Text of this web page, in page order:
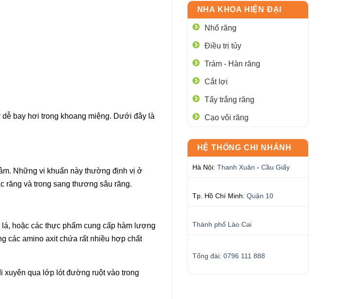
bay hơi trong khoang miệng. Dưới đây là
Những vi khuẩn này thường định vị ở
răng và trong sang thương sâu răng.
hoặc các thực phẩm cung cấp hàm lượng
các amino axit chứa rất nhiều hợp chất
xuyên qua lớp lót đường ruột vào trong
NHA KHOA HIỆN ĐẠI
Nhổ răng
Điều trị tủy
Trám - Hàn răng
Cắt lợi
Tẩy trắng răng
Cạo vôi răng
HỆ THỐNG CHI NHÁNH
Hà Nội: Thanh Xuân - Cầu Giấy
Tp. Hồ Chí Minh: Quận 10
Thành phố Lào Cai
Tổng đài: 0796 111 888